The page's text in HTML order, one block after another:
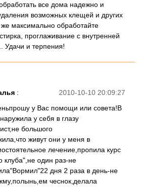
все дома надежно и
возможных клещей и других
максимально обработайте
проглаживание с внутренней
Удачи и терпения!
2010-10-10 20:09:27
:
у Вас помощи или совета!В
у себя в глазу
большого
живут они у меня в
лечение,пропила курс
клуба",не один раз-не
дня 2 раза в день-не
чеснок,делала